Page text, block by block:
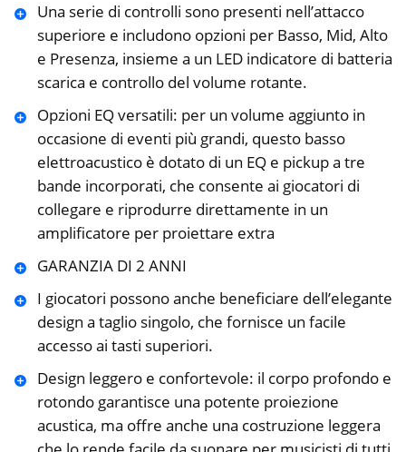
Una serie di controlli sono presenti nell’attacco
superiore e includono opzioni per Basso, Mid, Alto
e Presenza, insieme a un LED indicatore di batteria
scarica e controllo del volume rotante.
Opzioni EQ versatili: per un volume aggiunto in
occasione di eventi più grandi, questo basso
elettroacustico è dotato di un EQ e pickup a tre
bande incorporati, che consente ai giocatori di
collegare e riprodurre direttamente in un
amplificatore per proiettare extra
GARANZIA DI 2 ANNI
I giocatori possono anche beneficiare dell’elegante
design a taglio singolo, che fornisce un facile
accesso ai tasti superiori.
Design leggero e confortevole: il corpo profondo e
rotondo garantisce una potente proiezione
acustica, ma offre anche una costruzione leggera